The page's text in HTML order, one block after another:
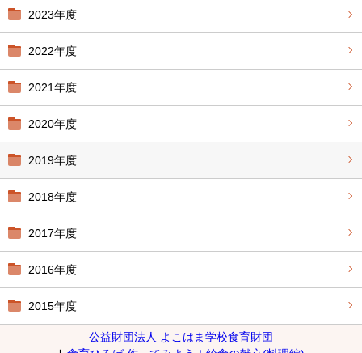
2023年度
2022年度
2021年度
2020年度
2019年度
2018年度
2017年度
2016年度
2015年度
公益財団法人 よこはま学校食育財団